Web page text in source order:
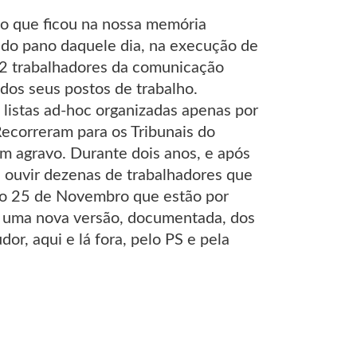
que ficou na nossa memória
pano daquele dia, na execução de
trabalhadores da comunicação
seus postos de trabalho.
ad-hoc organizadas apenas por
para os Tribunais do
agravo. Durante dois anos, e após
dezenas de trabalhadores que
25 de Novembro que estão por
nova versão, documentada, dos
aqui e lá fora, pelo PS e pela